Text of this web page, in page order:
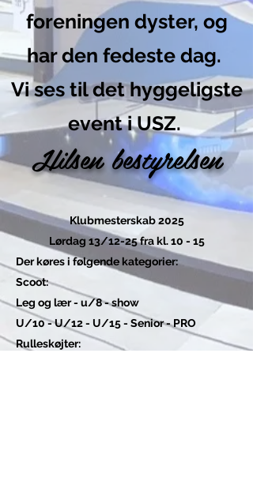
foreningen dyster, og
har den fedeste dag.
Vi ses til det hyggeligste
event i USZ.
Hilsen bestyrelsen
Klubmesterskab 2025
Lørdag 13/12-25 fra kl. 10 - 15
Der køres i følgende kategorier:
Scoot:
Leg og lær - u/8 - show
U/10 - U/12 - U/15 - Senior - PRO
Rulleskøjter: